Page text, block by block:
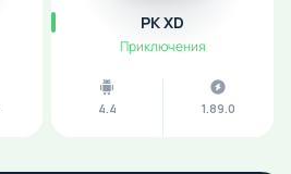
PK XD
Приключения
4.4 1.89.0